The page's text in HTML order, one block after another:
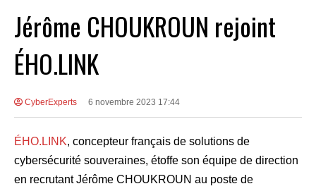
Jérôme CHOUKROUN rejoint
ÉHO.LINK
CyberExperts 6 novembre 2023 17:44
ÉHO.LINK, concepteur français de solutions de
cybersécurité souveraines, étoffe son équipe de direction
en recrutant Jérôme CHOUKROUN au poste de